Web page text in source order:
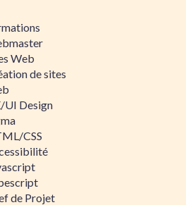
Web
de sites
UI Design
CSS
de Projet